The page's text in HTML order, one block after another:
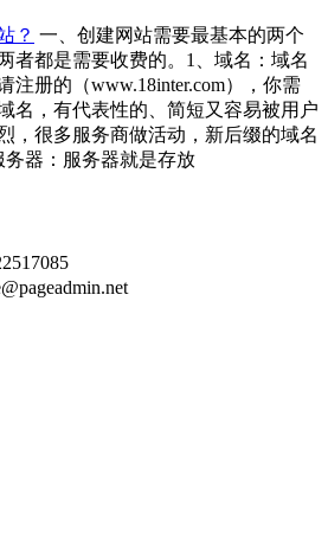
？ 一、创建网站需要最基本的两个
者都是需要收费的。1、域名：域名
注册的（www.18inter.com），你需
名，有代表性的、简短又容易被用户
，很多服务商做活动，新后缀的域名
器：服务器就是存放